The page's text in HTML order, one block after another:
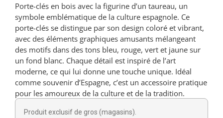
Coupeurs
Petites cuillères
Louches
Porte-clés en bois avec la figurine d’un taureau, un
symbole emblématique de la culture espagnole. Ce
porte-clés se distingue par son design coloré et vibrant,
avec des éléments graphiques amusants mélangeant
des motifs dans des tons bleu, rouge, vert et jaune sur
un fond blanc. Chaque détail est inspiré de l’art
moderne, ce qui lui donne une touche unique. Idéal
comme souvenir d’Espagne, c’est un accessoire pratique
pour les amoureux de la culture et de la tradition.
Produit exclusif de gros (magasins).